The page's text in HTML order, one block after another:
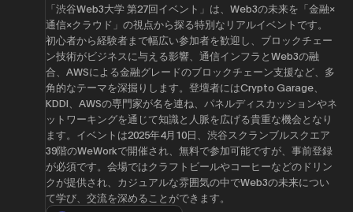
「渋谷Web3大学 第27回イベント」は、Web3の未来を「金融×
通信×クラウド」の視点から探る特別なリアルイベントです。
初心者から経験者まで幅広い参加者を歓迎し、ブロックチェー
ン技術がビジネスに与える影響、通信インフラとWeb3の融
合、AWSによる金融グレードのブロックチェーン支援など、多
角的なテーマを深掘りします。登壇者にはCrypto Garage、
KDDI、AWSの専門家が名を連ね、パネルディスカッションやネ
ットワーキングを通じて知識と人脈を広げる貴重な機会となり
ます。イベントは2025年4月10日、渋谷スクランブルスクエア
39階のWeWorkで開催され、無料で参加可能ですが、事前登録
が必須です。会場ではクラフトビールやコーヒーなどのドリン
クが提供され、カジュアルな雰囲気の中でWeb3の未来につい
て学び、交流を深めることができます。